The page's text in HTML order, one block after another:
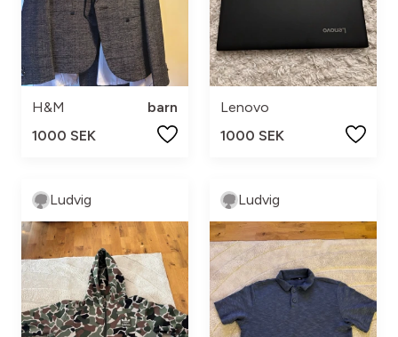
H&M
barn
1000 SEK
Lenovo
1000 SEK
Ludvig Ludvig